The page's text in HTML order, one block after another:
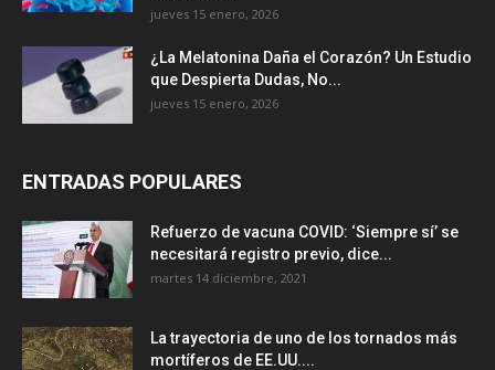
jueves 15 enero, 2026
¿La Melatonina Daña el Corazón? Un Estudio
que Despierta Dudas, No...
jueves 15 enero, 2026
ENTRADAS POPULARES
Refuerzo de vacuna COVID: ‘Siempre sí’ se
necesitará registro previo, dice...
martes 14 diciembre, 2021
La trayectoria de uno de los tornados más
mortíferos de EE.UU....